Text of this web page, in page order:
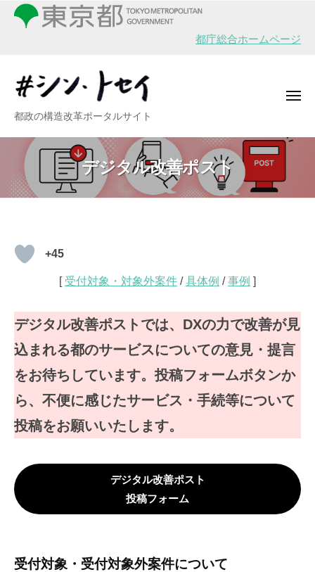
都庁総合ホームページ
シ
ン
・
ト
セ
都政の構造改革ポータルサイト
メ
デジタル改善ポスト
デ
ル
改
善
ポ
ス
2026
年
日
+45
[ 受付対象・対象外案件 /具体例 /事例 ]
デジタル改善ポストでは、DXの力で改善が見
込まれる都のサービスについての意見・提言
をお待ちしています。投稿フォームボタンか
ら、不便に感じたサービス・手続等について
投稿をお願いいたします。
デジタル改善ポスト
投稿フォーム
受付対象・受付対象外案件について
ン
イ